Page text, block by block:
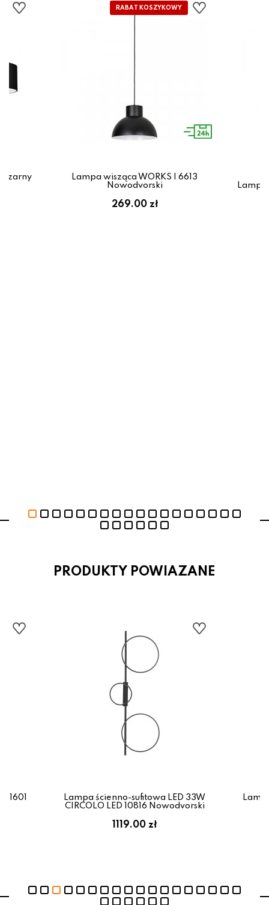
czarny
Lampa wisząca WORKS I 6613
Nowodvorski
269.00 zł
PRODUKTY POWIAZANE
Lampa ścienno-sufitowa LED 33W
CIRCOLO LED 10816 Nowodvorski
1119.00 zł